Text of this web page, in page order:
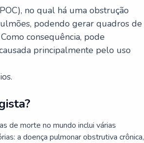
no qual há uma obstrução
podendo gerar quadros de
consequência, pode
principalmente pelo uso
de morte no mundo inclui várias
a doença pulmonar obstrutiva crônica,